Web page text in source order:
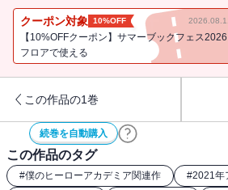
クーポン対象 10%OFF
【10%OFFクーポン】サマーブックフェス
フロアで使える
この作品の1巻
続巻を自動購入
この作品のタグ
#僕のヒーローアカデミア関連作 #2021年